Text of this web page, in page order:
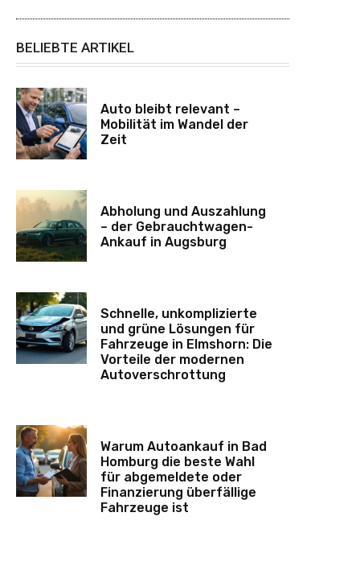
BELIEBTE ARTIKEL
Auto bleibt relevant –
Mobilität im Wandel der
Zeit
Abholung und Auszahlung
– der Gebrauchtwagen-
Ankauf in Augsburg
Schnelle, unkomplizierte
und grüne Lösungen für
Fahrzeuge in Elmshorn: Die
Vorteile der modernen
Autoverschrottung
Warum Autoankauf in Bad
Homburg die beste Wahl
für abgemeldete oder
Finanzierung überfällige
Fahrzeuge ist